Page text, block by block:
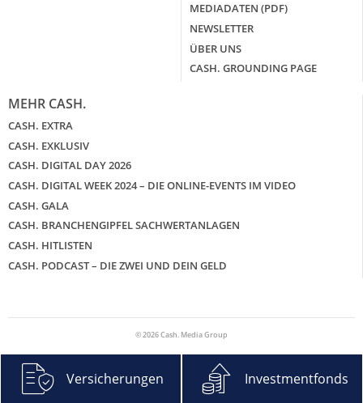
MEDIADATEN (PDF)
NEWSLETTER
ÜBER UNS
CASH. GROUNDING PAGE
MEHR CASH.
CASH. EXTRA
CASH. EXKLUSIV
CASH. DIGITAL DAY 2026
CASH. DIGITAL WEEK 2024 – DIE ONLINE-EVENTS IM VIDEO
CASH. GALA
CASH. BRANCHENGIPFEL SACHWERTANLAGEN
CASH. HITLISTEN
CASH. PODCAST – DIE ZWEI UND DEIN GELD
© 2026 Cash. Media Group
Versicherungen Investmentfonds